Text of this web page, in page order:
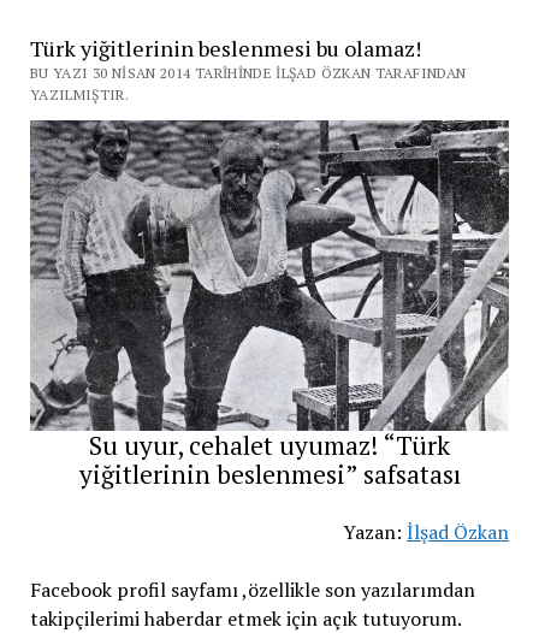
Türk yiğitlerinin beslenmesi bu olamaz!
BU YAZI 30 NISAN 2014 TARIHINDE İLŞAD ÖZKAN TARAFINDAN
YAZILMIŞTIR.
Su uyur, cehalet uyumaz! “Türk
yiğitlerinin beslenmesi” safsatası
Yazan:İlşad Özkan
Facebook profil sayfamı ,özellikle son yazılarımdan
takipçilerimi haberdar etmek için açık tutuyorum.